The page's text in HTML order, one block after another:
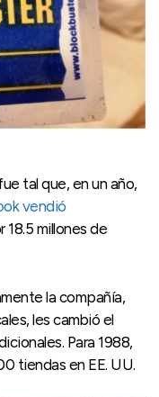
tal que, en un año,
vendió
millones de
la compañía,
les cambió el
Para 1988,
tiendas en EE. UU.